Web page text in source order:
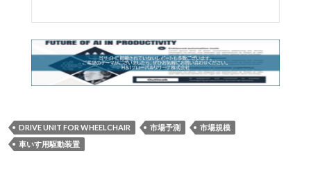
DRIVE UNIT FOR WHEELCHAIR 市場予測
市場規模
車いす用駆動装置